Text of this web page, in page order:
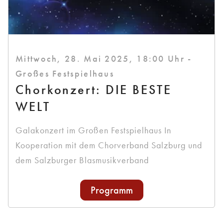
Mittwoch, 28. Mai 2025, 18:00 Uhr -
Großes Festspielhaus
Chorkonzert: DIE BESTE
WELT
Galakonzert im Großen Festspielhaus In
Kooperation mit dem Chorverband Salzburg und
dem Salzburger Blasmusikverband
Programm